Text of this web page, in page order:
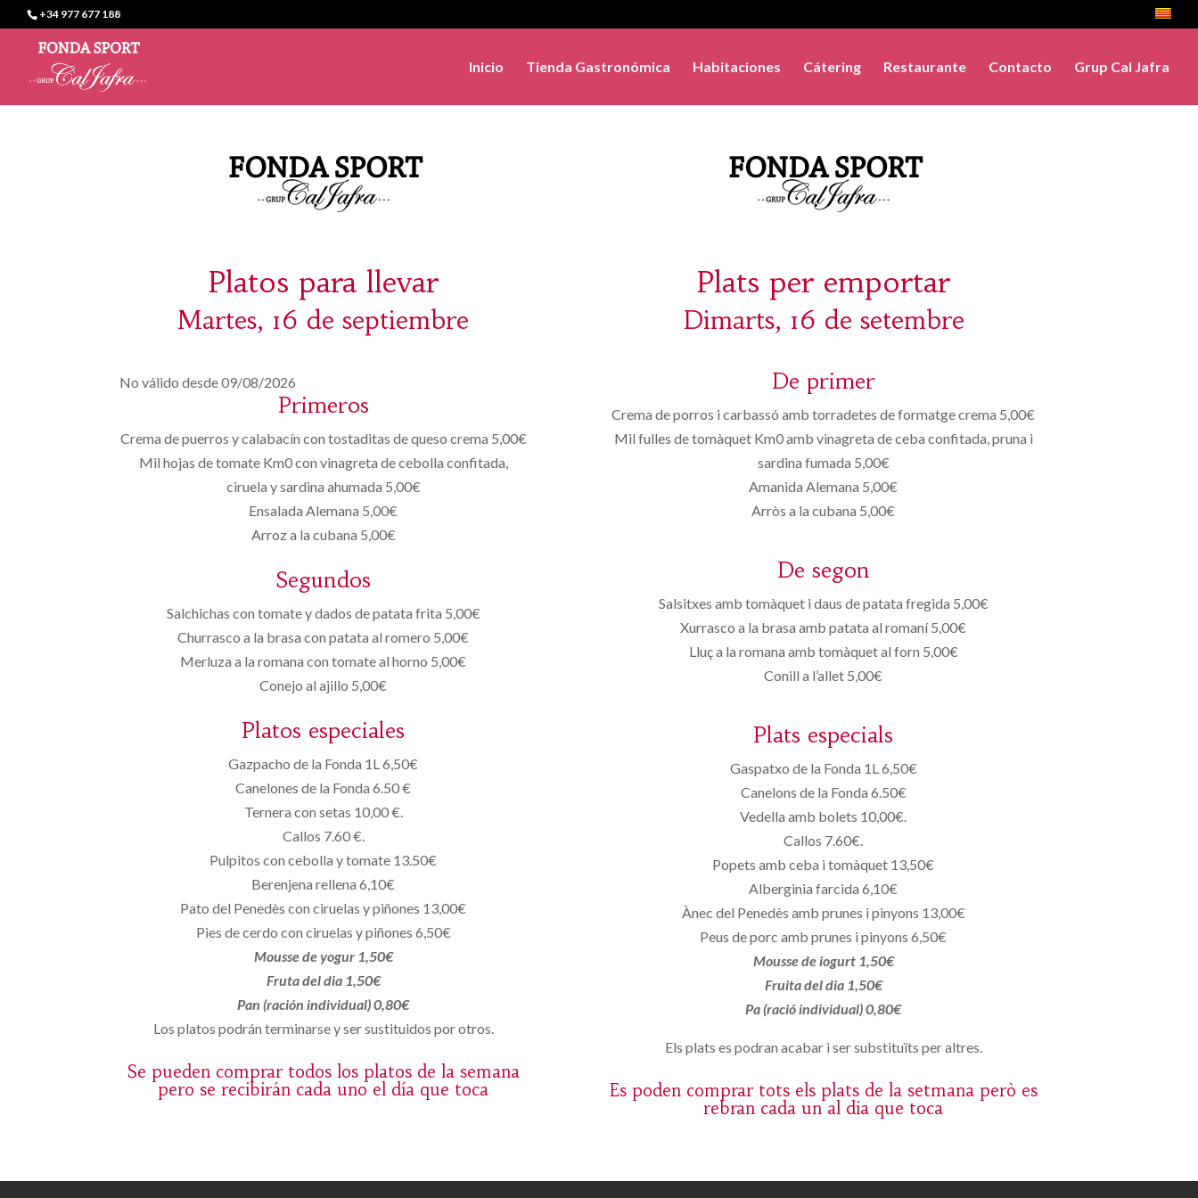
+34 977 677 188
Inicio Tienda Gastronómica Habitaciones Cátering Restaurante Contacto Grup Cal Jafra
Platos para llevar
Martes, 16 de septiembre
No válido desde 09/08/2026
Primeros
Crema de puerros y calabacín con tostaditas de queso crema 5,00€
Mil hojas de tomate Km0 con vinagreta de cebolla confitada,
ciruela y sardina ahumada 5,00€
Ensalada Alemana 5,00€
Arroz a la cubana 5,00€
Segundos
Salchichas con tomate y dados de patata frita 5,00€
Churrasco a la brasa con patata al romero 5,00€
Merluza a la romana con tomate al horno 5,00€
Conejo al ajillo 5,00€
Platos especiales
Gazpacho de la Fonda 1L 6,50€
Canelones de la Fonda 6.50 €
Ternera con setas 10,00 €.
Callos 7.60 €.
Pulpitos con cebolla y tomate 13.50€
Berenjena rellena 6,10€
Pato del Penedès con ciruelas y piñones 13,00€
Pies de cerdo con ciruelas y piñones 6,50€
Mousse de yogur 1,50€
Fruta del dia 1,50€
Pan (ración individual) 0,80€
Los platos podrán terminarse y ser sustituidos por otros.
Se pueden comprar todos los platos de la semana
pero se recibirán cada uno el día que toca
Plats per emportar
Dimarts, 16 de setembre
De primer
Crema de porros i carbassó amb torradetes de formatge crema 5,00€
Mil fulles de tomàquet Km0 amb vinagreta de ceba confitada, pruna i
sardina fumada 5,00€
Amanida Alemana 5,00€
Arròs a la cubana 5,00€
De segon
Salsitxes amb tomàquet i daus de patata fregida 5,00€
Xurrasco a la brasa amb patata al romaní 5,00€
Lluç a la romana amb tomàquet al forn 5,00€
Conill a l’allet 5,00€
Plats especials
Gaspatxo de la Fonda 1L 6,50€
Canelons de la Fonda 6.50€
Vedella amb bolets 10,00€.
Callos 7.60€.
Popets amb ceba i tomàquet 13,50€
Alberginia farcida 6,10€
Ànec del Penedès amb prunes i pinyons 13,00€
Peus de porc amb prunes i pinyons 6,50€
Mousse de iogurt 1,50€
Fruita del dia 1,50€
Pa (ració individual) 0,80€
Els plats es podran acabar i ser substituïts per altres.
Es poden comprar tots els plats de la setmana però es
rebran cada un al dia que toca